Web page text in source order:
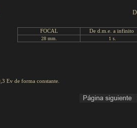
FOCAL
De d.m.e. a infinito
28 mm.
1 s.
Ev de forma constante.